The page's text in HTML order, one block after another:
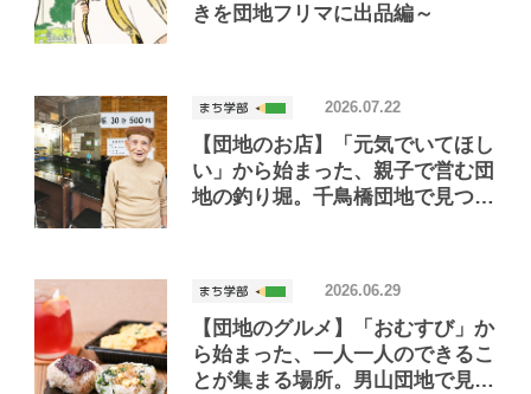
きを団地フリマに出品編～
【団地のお店】「元気でいてほし
い」から始まった、親子で営む団
地の釣り堀。千鳥橋団地で見つけ
2026.07.22
【団地のグルメ】「おむすび」か
ら始まった、一人一人のできるこ
とが集まる場所。男山団地で見つ
2026.06.29